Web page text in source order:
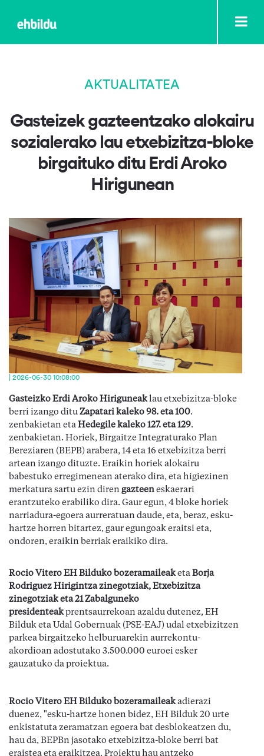
AKTUALITATEA
Gasteizek gazteentzako alokairu
sozialerako lau etxebizitza-bloke
birgaituko ditu Erdi Aroko
Hirigunean
| 2026-06-30 10:08:00
Gasteizko Erdi Aroko Hiriguneak lau etxebizitza-bloke
berri izango ditu Zapatari kaleko 98. eta 100.
zenbakietan eta Hedegile kaleko 127. eta 129.
zenbakietan. Horiek, Birgaitze Integraturako Plan
Bereziaren (BEPB) arabera, 14 eta 16 etxebizitza berri
artean izango dituzte. Eraikin horiek alokairu
babestuko erregimenean aterako dira, eta higiezinen
merkatura sartu ezin diren gazteen eskaerari
erantzuteko erabiliko dira. Gaur egun, 4 bloke horiek
narriadura-egoera aurreratuan daude, eta, beraz, esku-
hartze horren bitartez, gaur egungoak eraitsi eta,
ondoren, eraikin berriak eraikiko dira.
Rocio Vitero EH Bilduko bozeramaileak eta Borja
Rodriguez Hirigintza zinegotziak, Etxebizitza
zinegotziak eta 21 Zabalguneko
presidenteak prentsaurrekoan azaldu dutenez, EH
Bilduk eta Udal Gobernuak (PSE-EAJ) udal etxebizitzen
parkea birgaitzeko helburuarekin aurrekontu-
akordioan adostutako 3.500.000 euroei esker
gauzatuko da proiektua.
Rocio Vitero EH Bilduko bozeramaileak adierazi
duenez, "esku-hartze honen bidez, EH Bilduk 20 urte
enkistatuta zeramatzan egoera bat desblokeatzen du,
hau da, BEPBn jasotako etxebizitza-bloke berri bat
eraistea eta eraikitzea. Proiektu hau antzeko